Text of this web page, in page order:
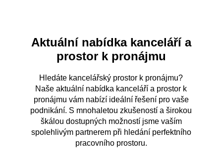
Aktuální nabídka kanceláří a
prostor k pronájmu
Hledáte kancelářský prostor k pronájmu?
Naše aktuální nabídka kanceláří a prostor k
pronájmu vám nabízí ideální řešení pro vaše
podnikání. S mnohaletou zkušeností a širokou
škálou dostupných možností jsme vaším
spolehlivým partnerem při hledání perfektního
pracovního prostoru.